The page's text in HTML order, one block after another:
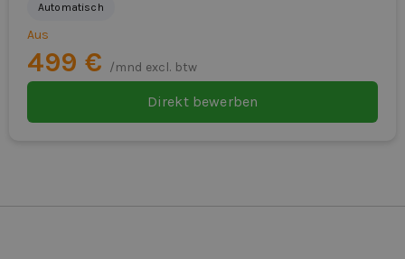
Automatisch
Aus
499 € /mnd excl. btw
Direkt bewerben